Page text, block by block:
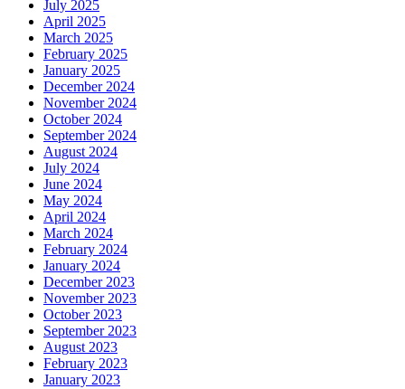
July 2025
April 2025
March 2025
February 2025
January 2025
December 2024
November 2024
October 2024
September 2024
August 2024
July 2024
June 2024
May 2024
April 2024
March 2024
February 2024
January 2024
December 2023
November 2023
October 2023
September 2023
August 2023
February 2023
January 2023